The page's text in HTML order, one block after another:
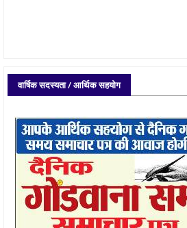
वार्षिक सदस्यता / आर्थिक सहयोग